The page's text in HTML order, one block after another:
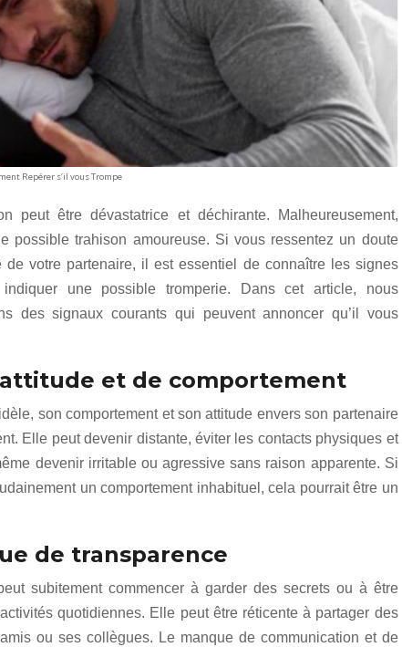
Repérer s’il vous Trompe
peut être dévastatrice et déchirante. Malheureusement,
possible trahison amoureuse. Si vous ressentez un doute
de votre partenaire, il est essentiel de connaître les signes
indiquer une possible tromperie. Dans cet article, nous
des signaux courants qui peuvent annoncer qu’il vous
et de comportement
son comportement et son attitude envers son partenaire
Elle peut devenir distante, éviter les contacts physiques et
devenir irritable ou agressive sans raison apparente. Si
un comportement inhabituel, cela pourrait être un
de transparence
subitement commencer à garder des secrets ou à être
quotidiennes. Elle peut être réticente à partager des
ou ses collègues. Le manque de communication et de